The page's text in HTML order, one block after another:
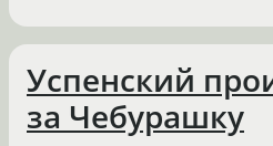
Успенский
за Чебурашку